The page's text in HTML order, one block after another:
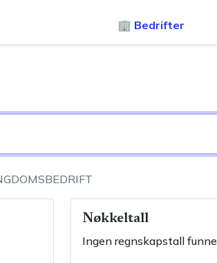
🏢 Bedrifter
Nøkkeltall
Ingen regnskapstall